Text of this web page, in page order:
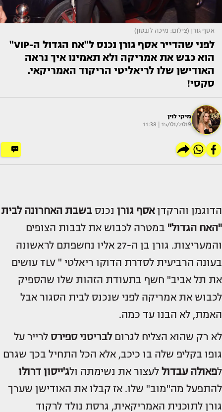
אסף גורן (צילום: מיכה לובטון)
לפני שהדייר אסף גורן נכנס ל"אח הגדול ה-VIP"
הוא כבש את אמריקה ולא תאמינו איך נראה
האודישן שלו לריאליטי הריקוד האמריקאי.
סקסי!
מיקי לוין
15/01/2019 | 11:38
הדוגמן והרקדןאסף גורן נכנס בשבת האחרונה לבית
"האח הגדול" במטרה לכבוש את לבבות הצופים
והמעריצות. גורן בן ה-27 אליו נחשפתם לראשונה
בעונה הרביעית לסדרת הדוקו ריאלטי " TLV עושים
את תל אביב" חשף בתעודת הזהות שלו שהספיק
לכבוש את אמריקה לפני שנכנס לבית הסגור אבל
האמת, לא הבנו עד כמה.
לא רק שהוא הצליח לגרוםלבריטני ספירס לרייר על
גופו בקליפ שלה בו כיכב, אלא הכל התחיל בכך שגרם
לפאולה עבדול לעצור את נשימתה ולג'ייסון דרולו
להתפעל מה"מוב" שלו. אז קבלו את האודישן שערך
גורן לתוכנית האמריקאית, גרסת נולד לרקוד